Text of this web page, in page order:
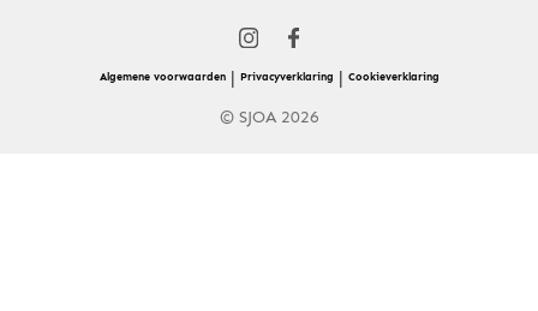
© SJOA 2026
Algemene voorwaarden | Privacyverklaring | Cookieverklaring